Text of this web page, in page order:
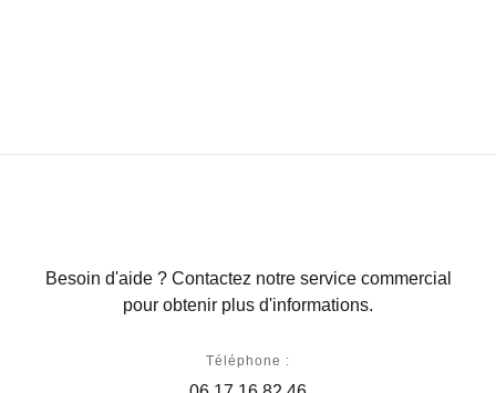
Besoin d'aide ? Contactez notre service commercial
pour obtenir plus d'informations.
Téléphone :